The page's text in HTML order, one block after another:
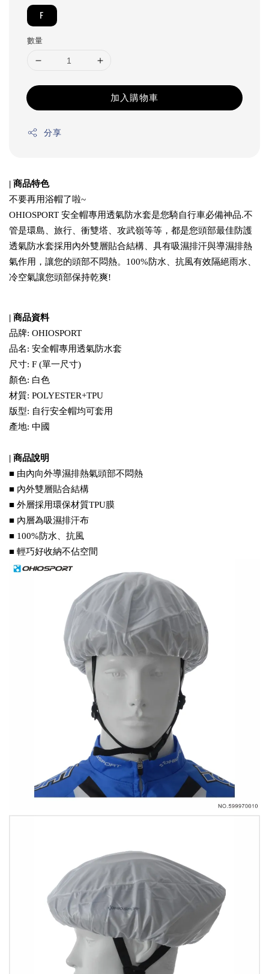
F
數量
加入購物車
分享
| 商品特色
不要再用浴帽了啦~
OHIOSPORT 安全帽專用透氣防水套是您騎自行車必備神品.不
管是環島、旅行、衝雙塔、攻武嶺等等，都是您頭部最佳防護
透氣防水套採用內外雙層貼合結構、具有吸濕排汗與導濕排熱
氣作用，讓您的頭部不悶熱。100%防水、抗風有效隔絕雨水、
冷空氣讓您頭部保持乾爽!
| 商品資料
品牌: OHIOSPORT
品名: 安全帽專用透氣防水套
尺寸: F (單一尺寸)
顏色: 白色
材質: POLYESTER+TPU
版型: 自行安全帽均可套用
產地: 中國
| 商品說明
■ 由內向外導濕排熱氣頭部不悶熱
■ 內外雙層貼合結構
■ 外層採用環保材質TPU膜
■ 內層為吸濕排汗布
■ 100%防水、抗風
■ 輕巧好收納不佔空間